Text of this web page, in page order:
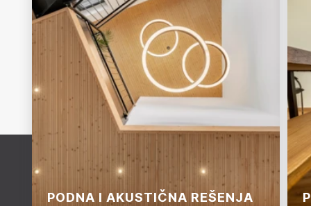
PODNA I AKUSTIČNA REŠENJA